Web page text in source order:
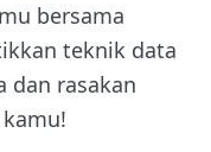
bersama
teknik data
dan rasakan